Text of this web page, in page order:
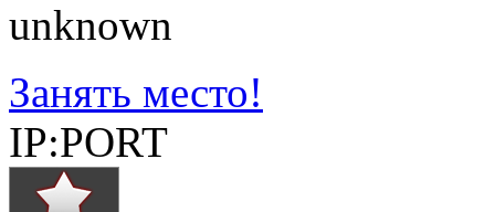
unknown
Занять место!
IP:PORT